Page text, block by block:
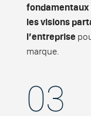
fondamentaux
les visions
l’entreprise
marque.
03